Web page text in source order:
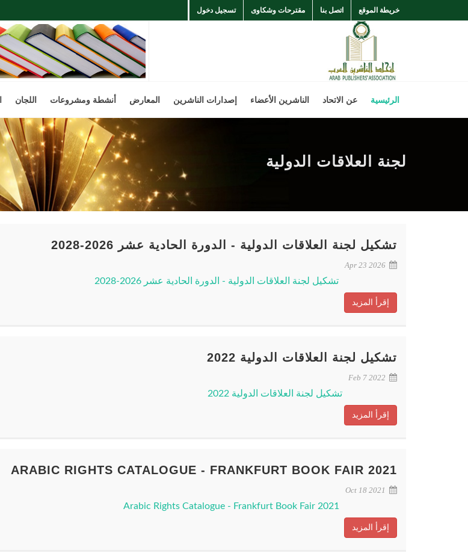
خريطة الموقع اتصل بنا مقترحات وشكاوى تسجيل دخول
الرئيسية عن الاتحاد الناشرين الأعضاء إصدارات الناشرين المعارض أنشطة ومشروعات اللجان
لجنة العلاقات الدولية
تشكيل لجنة العلاقات الدولية - الدورة الحادية عشر 2026-2028
تشكيل لجنة العلاقات الدولية - الدورة الحادية عشر 2026-2028
إقرأ المزيد
تشكيل لجنة العلاقات الدولية 2022
تشكيل لجنة العلاقات الدولية 2022
إقرأ المزيد
ARABIC RIGHTS CATALOGUE - FRANKFURT BOOK FAIR 2021
Arabic Rights Catalogue - Frankfurt Book Fair 2021
إقرأ المزيد